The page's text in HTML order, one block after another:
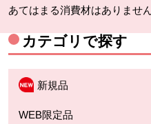
あてはまる消費材はありませ
カテゴリで探す
新規品
WEB限定品